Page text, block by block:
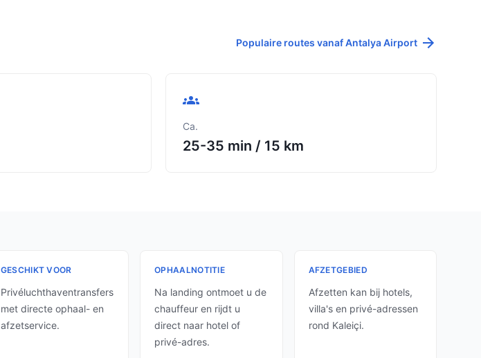
Populaire routes vanaf Antalya Airport
Ca.
25-35 min / 15 km
GESCHIKT VOOR
Privéluchthaventransfers
met directe ophaal- en
afzetservice.
OPHAALNOTITIE
Na landing ontmoet u de
chauffeur en rijdt u
direct naar hotel of
privé-adres.
AFZETGEBIED
Afzetten kan bij hotels,
villa's en privé-adressen
rond Kaleiçi.